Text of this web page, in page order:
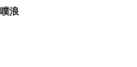
噗浪